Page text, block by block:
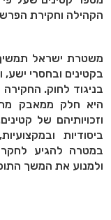
הקהילה וחקירת
משטרת ישראל
בקטינים ובחסרי ישע,
בניגוד לחוק. החקירה
היא חלק ממאבק
וזכויותיהם של
ביסודיות
במטרה להגיע
ולמנוע את המשך